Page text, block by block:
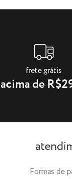
frete grátis
acima de
Formas de